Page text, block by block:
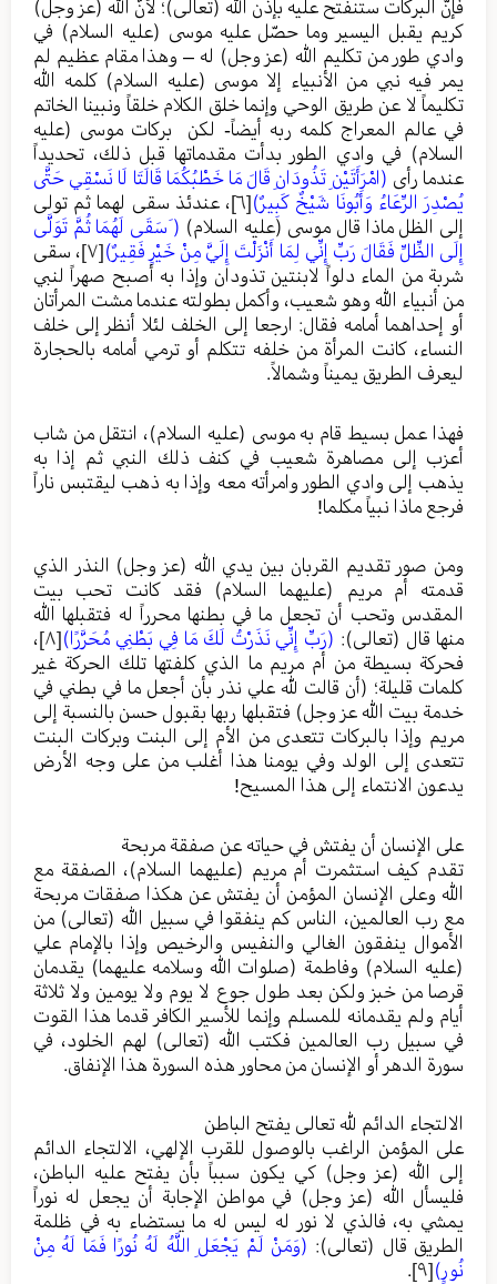
فإنّ البركات ستنفتح عليه بإذن الله (تعالى)؛ لأنَّ الله (عز وجل)
كريم يقبل اليسير وما حصّل عليه موسى (عليه السلام) في
وادي طور من تكليم الله (عز وجل) له – وهذا مقام عظيم لم
يمر فيه نبي من الأنبياء إلا موسى (عليه السلام) كلمه الله
تكليماً لا عن طريق الوحي وإنما خلق الكلام خلقاً ونبينا الخاتم
في عالم المعراج كلمه ربه أيضاً- لكن بركات موسى (عليه
السلام) في وادي الطور بدأت مقدماتها قبل ذلك، تحديداً
عندما رأى (امْرَأَتَيْنِ تَذُودَانِ قَالَ مَا خَطْبُكُمَا قَالَتَا لَا نَسْقِي حَتَّى
يُصْدِرَ الرِّعَاءُ وَأَبُونَا شَيْخٌ كَبِيرٌ)[٦]
، عندئذ سقى لهما ثم تولى
إلى الظل ماذا قال موسى (عليه السلام) ( َسَقَى لَهُمَا ثُمَّ تَوَلَّى
إِلَى الظِّلِّ فَقَالَ رَبِّ إِنِّي لِمَا أَنْزَلْتَ إِلَيَّ مِنْ خَيْرٍ فَقِيرٌ)[٧]
، سقى
شربة من الماء دلواً لابنتين تذودان وإذا به أصبح صهراً لنبي
من أنبياء الله وهو شعيب، وأكمل بطولته عندما مشت المرأتان
أو إحداهما أمامه فقال: ارجعا إلى الخلف لئلا أنظر إلى خلف
النساء، كانت المرأة من خلفه تتكلم أو ترمي أمامه بالحجارة
ليعرف الطريق يميناً وشمالاً.
فهذا عمل بسيط قام به موسى (عليه السلام)، انتقل من شاب
أعزب إلى مصاهرة شعيب في كنف ذلك النبي ثم إذا به
يذهب إلى وادي الطور وامرأته معه وإذا به ذهب ليقتبس ناراً
فرجع ماذا نبياً مكلما!
ومن صور تقديم القربان بين يدي الله (عز وجل) النذر الذي
قدمته أم مريم (عليهما السلام) فقد كانت تحب بيت
المقدس وتحب أن تجعل ما في بطنها محرراً له فتقبلها الله
منها قال (تعالى): (رَبِّ إِنِّي نَذَرْتُ لَكَ مَا فِي بَطْنِي مُحَرَّرًا)[٨]
،
فحركة بسيطة من أم مريم ما الذي كلفتها تلك الحركة غير
كلمات قليلة؛ (أن قالت لله علي نذر بأن أجعل ما في بطني في
خدمة بيت الله عز وجل) فتقبلها ربها بقبول حسن بالنسبة إلى
مريم وإذا بالبركات تتعدى من الأم إلى البنت وبركات البنت
تتعدى إلى الولد وفي يومنا هذا أغلب من على وجه الأرض
يدعون الانتماء إلى هذا المسيح!
على الإنسان أن يفتش في حياته عن صفقة مربحة
تقدم كيف استثمرت أم مريم (عليهما السلام)، الصفقة مع
الله وعلى الإنسان المؤمن أن يفتش عن هكذا صفقات مربحة
مع رب العالمين، الناس كم ينفقوا في سبيل الله (تعالى) من
الأموال ينفقون الغالي والنفيس والرخيص وإذا بالإمام علي
(عليه السلام) وفاطمة (صلوات الله وسلامه عليهما) يقدمان
قرصا من خبز ولكن بعد طول جوع لا يوم ولا يومين ولا ثلاثة
أيام ولم يقدمانه للمسلم وإنما للأسير الكافر قدما هذا القوت
في سبيل رب العالمين فكتب الله (تعالى) لهم الخلود، في
سورة الدهر أو الإنسان من محاور هذه السورة هذا الإنفاق.
الالتجاء الدائم لله تعالى يفتح الباطن
على المؤمن الراغب بالوصول للقرب الإلهي، الالتجاء الدائم
إلى الله (عز وجل) كي يكون سبباً بأن يفتح عليه الباطن،
فليسأل الله (عز وجل) في مواطن الإجابة أن يجعل له نوراً
يمشي به، فالذي لا نور له ليس له ما يستضاء به في ظلمة
الطريق قال (تعالى): (وَمَنْ لَمْ يَجْعَلِ اللَّهُ لَهُ نُورًا فَمَا لَهُ مِنْ
نُورٍ)[٩] .